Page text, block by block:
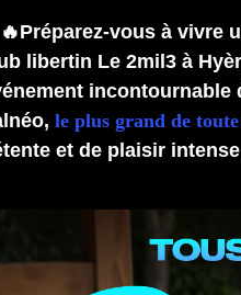
vous à vivre
libertin Le 2mil3 à
incontournable
le plus grand de
et de plaisir